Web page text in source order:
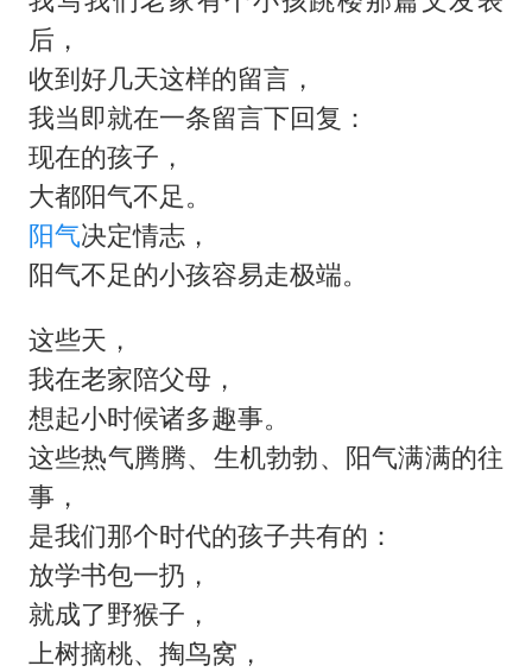
后，
收到好几天这样的留言，
我当即就在一条留言下回复：
现在的孩子，
大都阳气不足。
阳气决定情志，
阳气不足的小孩容易走极端。
这些天，
我在老家陪父母，
想起小时候诸多趣事。
这些热气腾腾、生机勃勃、阳气满满的往
事，
是我们那个时代的孩子共有的：
放学书包一扔，
就成了野猴子，
上树摘桃、掏鸟窝，